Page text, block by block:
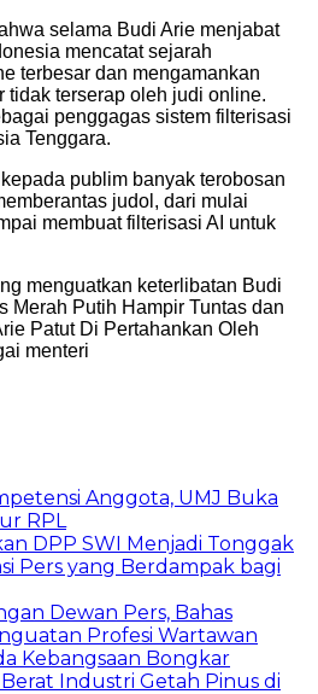
selama Budi Arie menjabat
mencatat sejarah
terbesar dan mengamankan
tidak terserap oleh judi online.
penggagas sistem filterisasi
Tenggara.
publim banyak terobosan
judol, dari mulai
membuat filterisasi AI untuk
menguatkan keterlibatan Budi
Merah Putih Hampir Tuntas dan
Patut Di Pertahankan Oleh
menteri
Anggota, UMJ Buka
RPL
DPP SWI Menjadi Tonggak
Pers yang Berdampak bagi
Dewan Pers, Bahas
Profesi Wartawan
Kebangsaan Bongkar
Industri Getah Pinus di